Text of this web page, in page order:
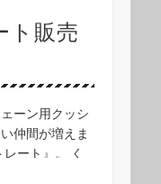
ト販売
ーン用クッシ
仲間が増えま
ート』。 く